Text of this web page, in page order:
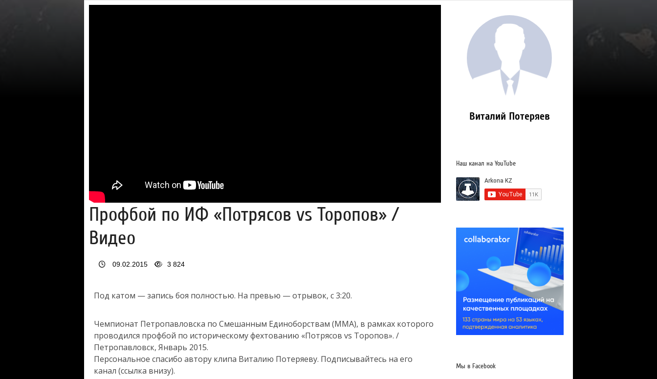
Профбой по ИФ «Потрясов vs Торопов» /
Видео
09.02.2015 3 824
Под катом — запись боя полностью. На превью — отрывок, с 3:20.
Чемпионат Петропавловска по Смешанным Единоборствам (ММА), в рамках которого
проводился профбой по историческому фехтованию «Потрясов vs Торопов». /
Петропавловск, Январь 2015.
Персональное спасибо автору клипа Виталию Потеряеву. Подписывайтесь на его
канал (ссылка внизу).
Виталий Потеряев
Наш канал на YouTube
Мы в Facebook